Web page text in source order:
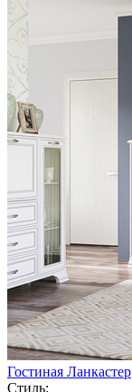
Гостиная Ланкастер
Стиль: